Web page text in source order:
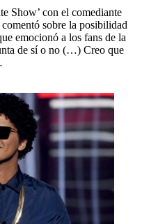
Show’ con el comediante
sobre la posibilidad
emocionó a los fans de la
de sí o no (…) Creo que